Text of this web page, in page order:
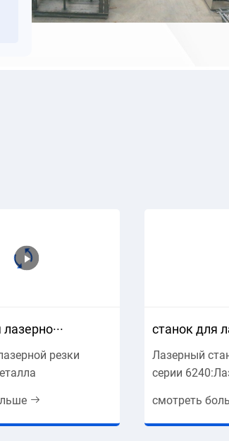
резки
станок для
Лазерный
серии
метод
лазерном
смотреть